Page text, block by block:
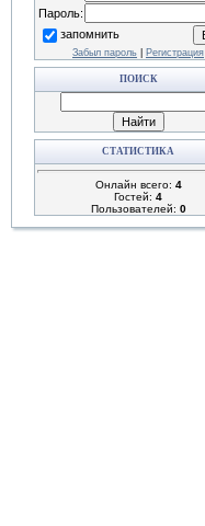
Пароль:
запомнить
Забыл пароль Регистрация
ПОИСК
СТАТИСТИКА
Онлайн всего: 4
Гостей: 4
Пользователей: 0